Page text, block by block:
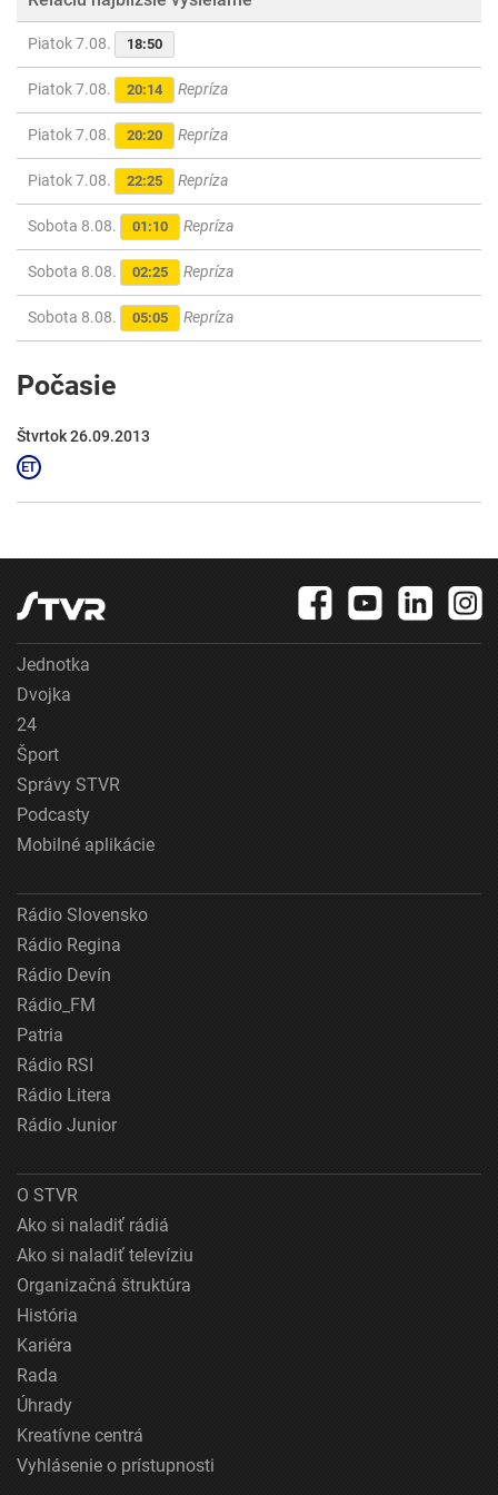
Piatok 7.08. 18:50
Piatok 7.08. 20:14 Repríza
Piatok 7.08. 20:20 Repríza
Piatok 7.08. 22:25 Repríza
Sobota 8.08. 01:10 Repríza
Sobota 8.08. 02:25 Repríza
Sobota 8.08. 05:05 Repríza
Počasie
Štvrtok 26.09.2013
Jednotka
Dvojka
24
Šport
Správy STVR
Podcasty
Mobilné aplikácie
Rádio Slovensko
Rádio Regina
Rádio Devín
Rádio_FM
Patria
Rádio RSI
Rádio Litera
Rádio Junior
O STVR
Ako si naladiť rádiá
Ako si naladiť televíziu
Organizačná štruktúra
História
Kariéra
Rada
Úhrady
Kreatívne centrá
Vyhlásenie o prístupnosti